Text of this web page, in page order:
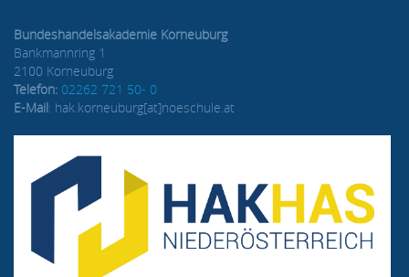
Bundeshandelsakademie Korneuburg
Bankmannring 1
2100 Korneuburg
Telefon: 02262 721 50- 0
E-Mail: hak.korneuburg[at]noeschule.at